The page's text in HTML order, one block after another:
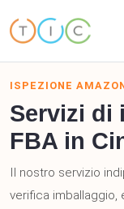
ISPEZIONE
Servizi di
FBA in
Il nostro servizio
verifica imballaggio,